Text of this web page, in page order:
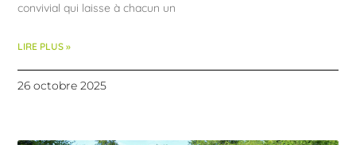
convivial qui laisse à chacun un
LIRE PLUS »
26 octobre 2025